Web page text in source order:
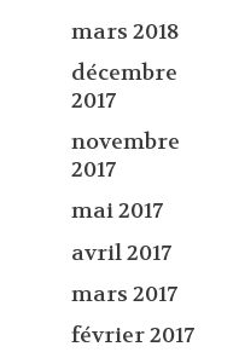
mars 2018
décembre
2017
novembre
2017
mai 2017
avril 2017
mars 2017
février 2017